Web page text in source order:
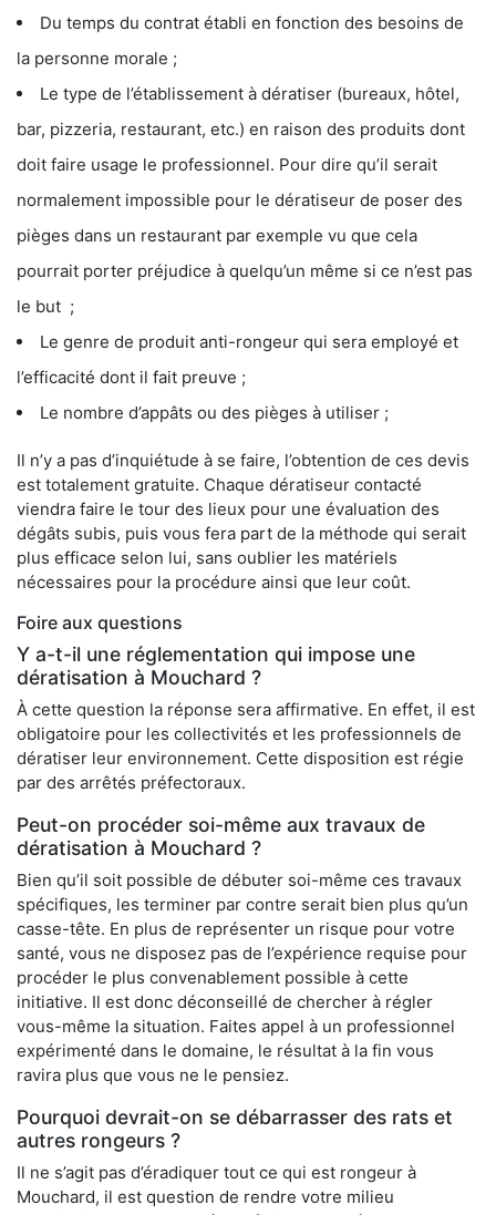
Du temps du contrat établi en fonction des besoins de
la personne morale ;
Le type de l’établissement à dératiser (bureaux, hôtel,
bar, pizzeria, restaurant, etc.) en raison des produits dont
doit faire usage le professionnel. Pour dire qu’il serait
normalement impossible pour le dératiseur de poser des
pièges dans un restaurant par exemple vu que cela
pourrait porter préjudice à quelqu’un même si ce n’est pas
le but ;
Le genre de produit anti-rongeur qui sera employé et
l’efficacité dont il fait preuve ;
Le nombre d’appâts ou des pièges à utiliser ;
Il n’y a pas d’inquiétude à se faire, l’obtention de ces devis
est totalement gratuite. Chaque dératiseur contacté
viendra faire le tour des lieux pour une évaluation des
dégâts subis, puis vous fera part de la méthode qui serait
plus efficace selon lui, sans oublier les matériels
nécessaires pour la procédure ainsi que leur coût.
Foire aux questions
Y a-t-il une réglementation qui impose une
dératisation à Mouchard ?
À cette question la réponse sera affirmative. En effet, il est
obligatoire pour les collectivités et les professionnels de
dératiser leur environnement. Cette disposition est régie
par des arrêtés préfectoraux.
Peut-on procéder soi-même aux travaux de
dératisation à Mouchard ?
Bien qu’il soit possible de débuter soi-même ces travaux
spécifiques, les terminer par contre serait bien plus qu’un
casse-tête. En plus de représenter un risque pour votre
santé, vous ne disposez pas de l’expérience requise pour
procéder le plus convenablement possible à cette
initiative. Il est donc déconseillé de chercher à régler
vous-même la situation. Faites appel à un professionnel
expérimenté dans le domaine, le résultat à la fin vous
ravira plus que vous ne le pensiez.
Pourquoi devrait-on se débarrasser des rats et
autres rongeurs ?
Il ne s’agit pas d’éradiquer tout ce qui est rongeur à
Mouchard, il est question de rendre votre milieu